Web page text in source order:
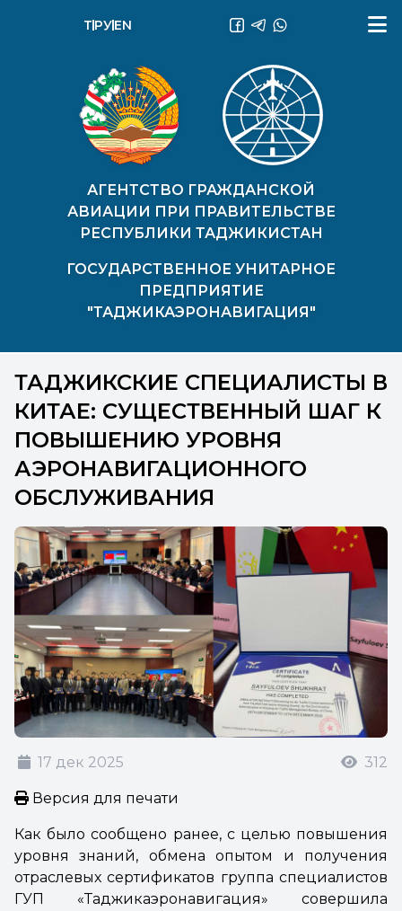
АГЕНТСТВО ГРАЖДАНСКОЙ
АВИАЦИИ ПРИ ПРАВИТЕЛЬСТВЕ
РЕСПУБЛИКИ ТАДЖИКИСТАН
ГОСУДАРСТВЕННОЕ УНИТАРНОЕ
ПРЕДПРИЯТИЕ
"ТАДЖИКАЭРОНАВИГАЦИЯ"
ТҶ РУEN
ТАДЖИКСКИЕ СПЕЦИАЛИСТЫ В
КИТАЕ: СУЩЕСТВЕННЫЙ ШАГ К
ПОВЫШЕНИЮ УРОВНЯ
АЭРОНАВИГАЦИОННОГО
ОБСЛУЖИВАНИЯ
17 дек 2025 312
Версия для печати
Как было сообщено ранее, с целью повышения
уровня знаний, обмена опытом и получения
отраслевых сертификатов группа специалистов
ГУП «Таджикаэронавигация» совершила